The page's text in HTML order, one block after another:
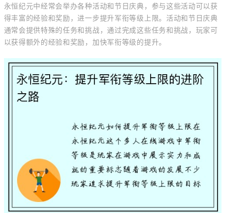
永恒纪元中经常会举办各种活动和节日庆典，参与这些活动可以获
得丰富的经验和奖励，进一步提升军衔等级上限。活动和节日庆典
通常会提供特殊的任务和挑战，通过完成这些任务和挑战，玩家可
以获得额外的经验和奖励，加快军衔等级的提升。